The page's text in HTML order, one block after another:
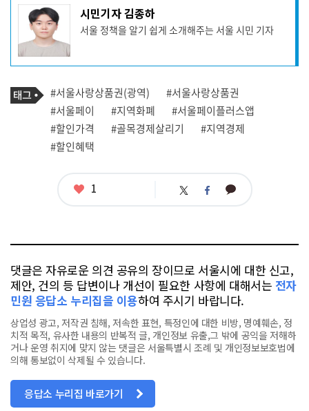
기
성
자
프
필
시민기자 김종하
서울 정책을 알기 쉽게 소개해주는 서울 시민 기자
기
사
관
련
태
그
태
그
#서울사랑상품권(광역)
#서울사랑상품권
#서울페이
#지역화폐
#서울페이플러스앱
#할인가격
#골목경제살리기
#지역경제
#할인혜택
좋
1 트 페 카
댓글은 자유로운 의견 공유의 장이므로 서울시에 대한 신고,
제안, 건의 등 답변이나 개선이 필요한 사항에 대해서는 전자
민원 응답소 누리집을 이용하여 주시기 바랍니다.
상업성 광고, 저작권 침해, 저속한 표현, 특정인에 대한 비방, 명예훼손, 정
치적 목적, 유사한 내용의 반복적 글, 개인정보 유출,그 밖에 공익을 저해하
거나 운영 취지에 맞지 않는 댓글은 서울특별시 조례 및 개인정보보호법에
의해 통보없이 삭제될 수 있습니다.
응답소 누리집 바로가기